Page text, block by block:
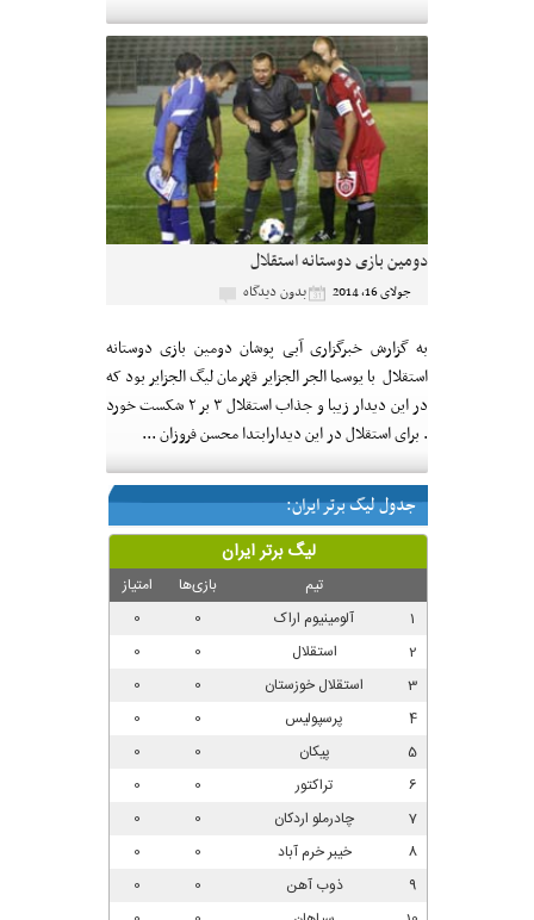
دومین بازی دوستانه استقلال
جولای 16, 2014 بدون دیدگاه
به گزارش خبرگزاری آبی پوشان دومین بازی دوستانه
استقلال با یوسما الجر الجزایر قهرمان لیگ الجزایر بود که
در این دیدار زیبا و جذاب استقلال ۳ بر ۲ شکست خورد
. برای استقلال در این دیدارابتدا محسن فروزان ...
جدول لیگ برتر ایران: